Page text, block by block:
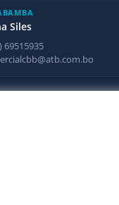
Siles
69515935